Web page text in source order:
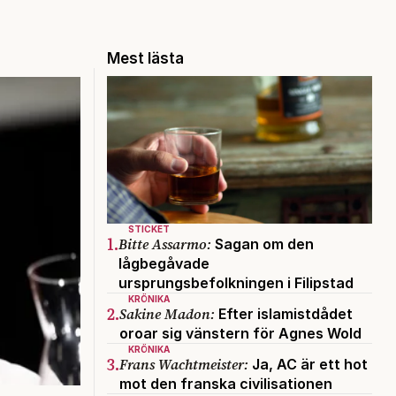
Mest lästa
STICKET
1.Bitte Assarmo: Sagan om den
lågbegåvade
ursprungsbefolkningen i Filipstad
KRÖNIKA
2.Sakine Madon: Efter islamistdådet
oroar sig vänstern för Agnes Wold
KRÖNIKA
3.Frans Wachtmeister: Ja, AC är ett hot
mot den franska civilisationen